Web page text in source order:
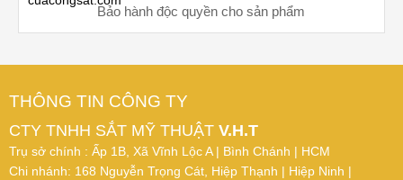
Bảo hành độc quyền cho sản phẩm
THÔNG TIN CÔNG TY
CTY TNHH SẮT MỸ THUẬT V.H.T
Trụ sở chính : Ấp 1B, Xã Vĩnh Lộc A | Bình Chánh | HCM
Chi nhánh: 168 Nguyễn Trọng Cát, Hiệp Thạnh | Hiệp Ninh |